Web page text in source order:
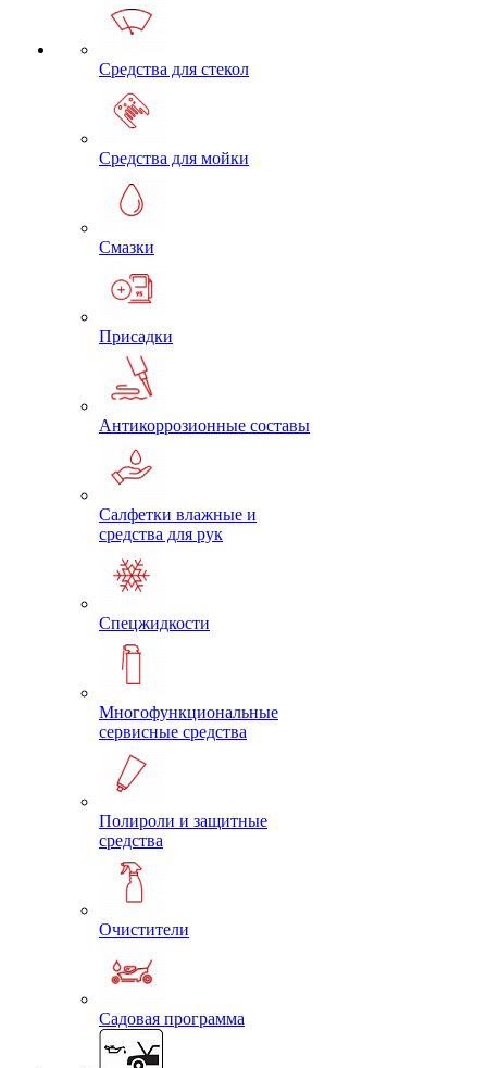
Средства для стекол
Средства для мойки
Смазки
Присадки
Антикоррозионные составы
Салфетки влажные и
средства для рук
Спецжидкости
Многофункциональные
сервисные средства
Полироли и защитные
средства
Очистители
Садовая программа